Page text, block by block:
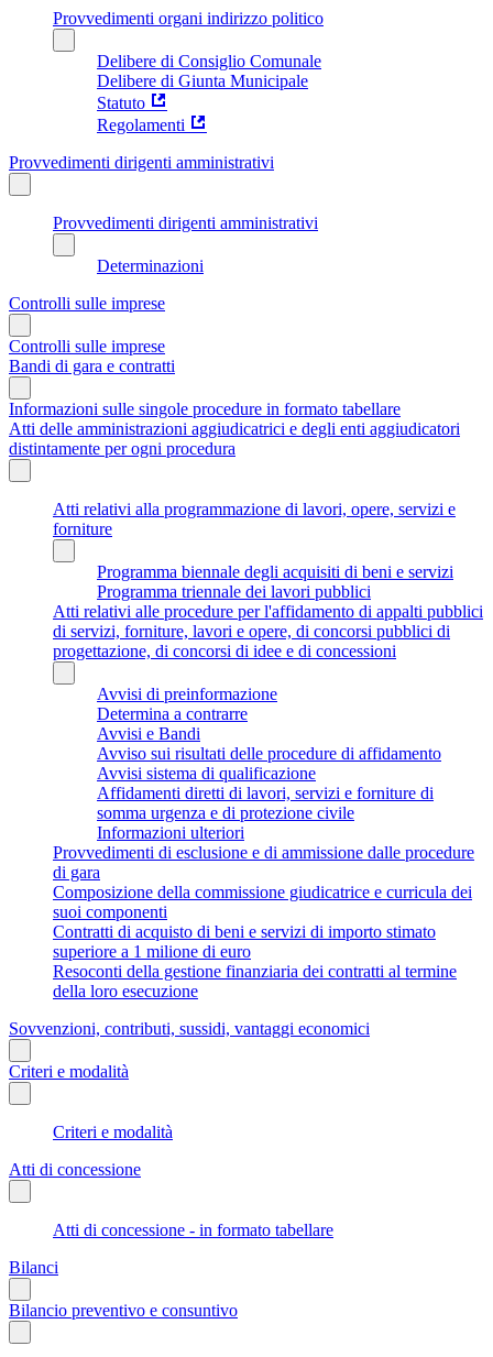
Provvedimenti organi indirizzo politico
Delibere di Consiglio Comunale
Delibere di Giunta Municipale
Statuto
Regolamenti
Provvedimenti dirigenti amministrativi
Provvedimenti dirigenti amministrativi
Determinazioni
Controlli sulle imprese
Controlli sulle imprese
Bandi di gara e contratti
Informazioni sulle singole procedure in formato tabellare
Atti delle amministrazioni aggiudicatrici e degli enti aggiudicatori
distintamente per ogni procedura
Atti relativi alla programmazione di lavori, opere, servizi e
forniture
Programma biennale degli acquisiti di beni e servizi
Programma triennale dei lavori pubblici
Atti relativi alle procedure per l'affidamento di appalti pubblici
di servizi, forniture, lavori e opere, di concorsi pubblici di
progettazione, di concorsi di idee e di concessioni
Avvisi di preinformazione
Determina a contrarre
Avvisi e Bandi
Avviso sui risultati delle procedure di affidamento
Avvisi sistema di qualificazione
Affidamenti diretti di lavori, servizi e forniture di
somma urgenza e di protezione civile
Informazioni ulteriori
Provvedimenti di esclusione e di ammissione dalle procedure
di gara
Composizione della commissione giudicatrice e curricula dei
suoi componenti
Contratti di acquisto di beni e servizi di importo stimato
superiore a 1 milione di euro
Resoconti della gestione finanziaria dei contratti al termine
della loro esecuzione
Sovvenzioni, contributi, sussidi, vantaggi economici
Criteri e modalità
Criteri e modalità
Atti di concessione
Atti di concessione - in formato tabellare
Bilanci
Bilancio preventivo e consuntivo